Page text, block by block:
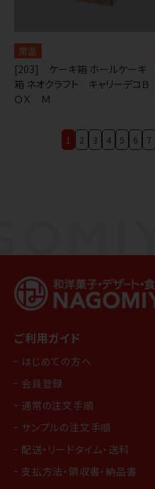
常温
[203] ケーキ箱 ホールケーキ
箱 ネオクラフト キャリーデコＢ
ＯＸ Ｍ
1 2 3 4 5 6 7
ご利用ガイド
はじめての方へ
会員登録
通常の注文手順
サンプルの注文手順
配送・リードタイム・送料
支払方法・領収書・納品書